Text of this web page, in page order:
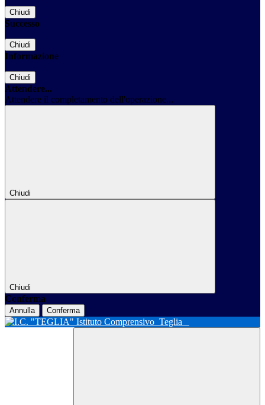
Chiudi
Successo
Chiudi
Informazione
Chiudi
Attendere...
Attendere il completamento dell'operazione...
Chiudi
Chiudi
Conferma
Annulla Conferma
Istituto Comprensivo Teglia